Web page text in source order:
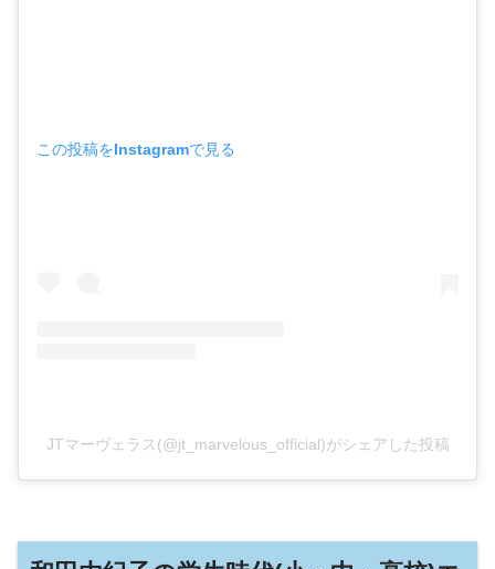
この投稿をInstagramで見る
JTマーヴェラス(@jt_marvelous_official)がシェアした投稿